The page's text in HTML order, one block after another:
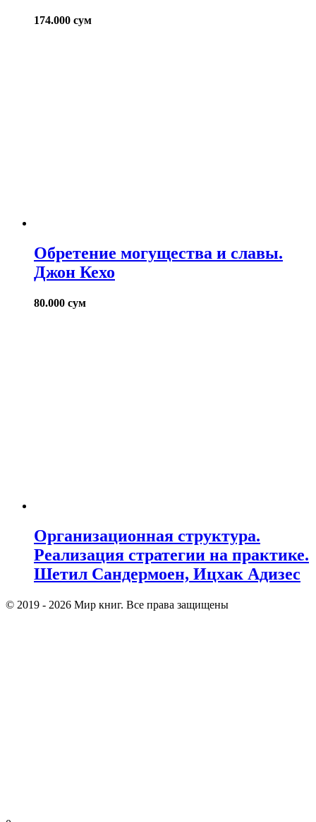
174.000 сум
Обретение могущества и славы.
Джон Кехо
80.000 сум
Организационная структура.
Реализация стратегии на практике.
Шетил Сандермоен, Ицхак Адизес
© 2019 - 2026 Мир книг. Все права защищены